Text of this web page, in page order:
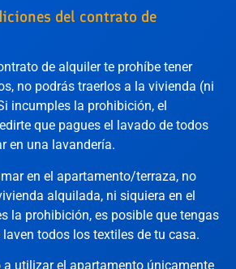
del contrato de
de alquiler te prohíbe tener
no podrás traerlos a la vivienda (ni
incumples la prohibición, el
que pagues el lavado de todos
en una lavandería.
en el apartamento/terraza, no
alquilada, ni siquiera en el
la prohibición, es posible que tengas
todos los textiles de tu casa.
a utilizar el apartamento únicamente